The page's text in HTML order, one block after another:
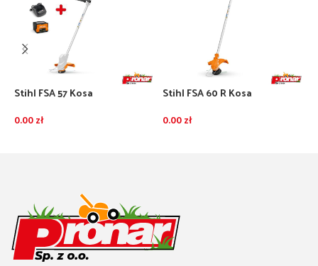
Stihl FSA 57 Kosa
akumulatorami AK10 i
0.00zł
Stihl FSA 60 R Kosa
akumulatora i ładowarki
0.00zł